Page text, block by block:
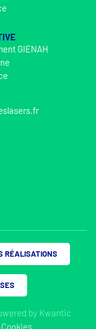
GIENAH
by Kwantic
Cookies
RÉALISATIONS